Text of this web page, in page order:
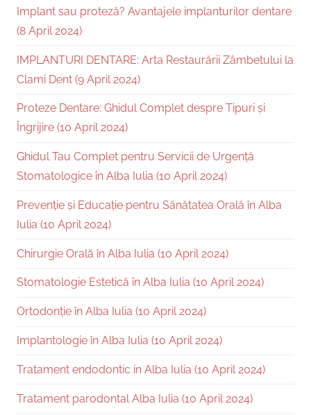
Implant sau proteză? Avantajele implanturilor dentare
(8 April 2024)
IMPLANTURI DENTARE: Arta Restaurării Zâmbetului la
Clami Dent (9 April 2024)
Proteze Dentare: Ghidul Complet despre Tipuri și
Îngrijire (10 April 2024)
Ghidul Tau Complet pentru Servicii de Urgență
Stomatologice în Alba Iulia (10 April 2024)
Prevenție și Educație pentru Sănătatea Orală în Alba
Iulia (10 April 2024)
Chirurgie Orală în Alba Iulia (10 April 2024)
Stomatologie Estetică în Alba Iulia (10 April 2024)
Ortodonție în Alba Iulia (10 April 2024)
Implantologie în Alba Iulia (10 April 2024)
Tratament endodontic in Alba Iulia (10 April 2024)
Tratament parodontal Alba Iulia (10 April 2024)